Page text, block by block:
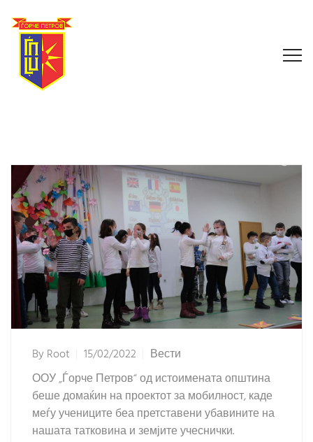
ByRoot 15/02/2022
Вести
ООУ „Ѓорче Петров“ од истоимената општина
беше домаќин на проектот за мобилност, каде
меѓу учениците беа претставени убавините на
нашата татковина и земјите учеснички.